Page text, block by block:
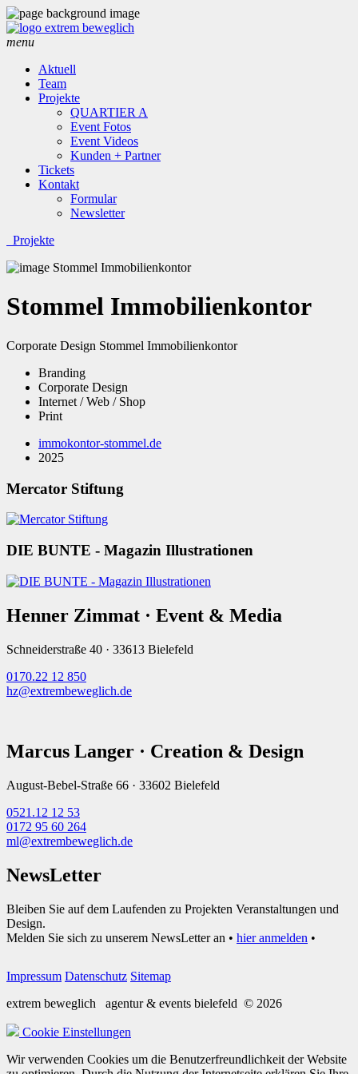
menu
Aktuell
Team
Projekte
QUARTIER A
Event Fotos
Event Videos
Kunden + Partner
Tickets
Kontakt
Formular
Newsletter
Projekte
Stommel Immobilienkontor
Corporate Design Stommel Immobilienkontor
Branding
Corporate Design
Internet / Web / Shop
Print
immokontor-stommel.de
2025
Mercator Stiftung
DIE BUNTE - Magazin Illustrationen
Henner Zimmat · Event & Media
Schneiderstraße 40 · 33613 Bielefeld
0170.22 12 850
hz@extrembeweglich.de
Marcus Langer · Creation & Design
August-Bebel-Straße 66 · 33602 Bielefeld
0521.12 12 53
0172 95 60 264
ml@extrembeweglich.de
NewsLetter
Bleiben Sie auf dem Laufenden zu Projekten Veranstaltungen und
Design.
Melden Sie sich zu unserem NewsLetter an • hier anmelden •
Impressum Datenschutz Sitemap
extrem beweglich agentur & events bielefeld © 2026
Cookie Einstellungen
Wir verwenden Cookies um die Benutzerfreundlichkeit der Website